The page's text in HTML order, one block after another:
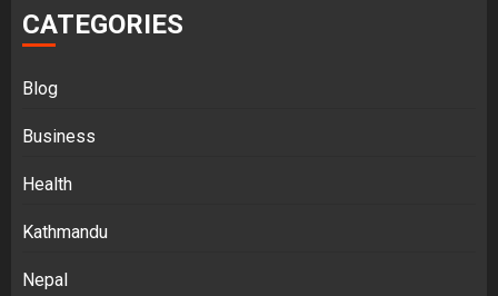
CATEGORIES
Blog
Business
Health
Kathmandu
Nepal